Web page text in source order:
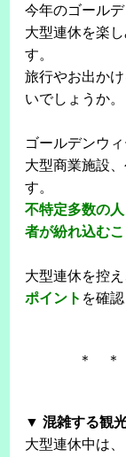
今年のゴール
大型連休を楽
す。
旅行やお出か
いでしょうか。
ゴールデンウ
大型商業施設
す。
不特定多数の
者が紛れ込む
大型連休を控え
ポイント を確
＊
▼ 混雑する観
大型連休中は